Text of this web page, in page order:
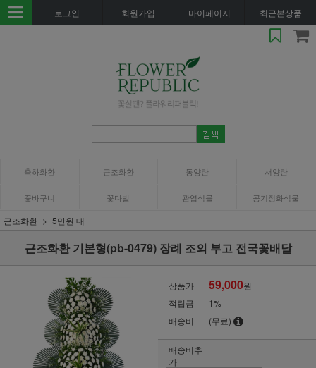
로그인 회원가입 마이페이지 최근본상품
축하화환 근조화환 동양란 서양란
꽃바구니 꽃다발 관엽식물 공기정화식물
근조화환 5만원 대
근조화환 기본형(pb-0479) 장례 조의 부고 전국꽃배달
상품가 59,000원
적립금
1%
배송비
(무료)
배송비추
가